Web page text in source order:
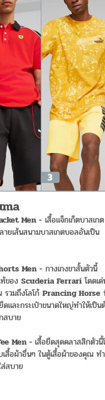
Men - เสื้อแจ็กเก็ตบาสเกต
ยเส้นสนามบาสเกตบอลอันเป็น
Men - กางเกงขาสั้นตัวนี้
ของ Scuderia Ferrari โดดเ
วมถึงโลโก้ Prancing Horse
และกระเป๋าขนาดใหญ่ทำให้เป็น
สบาย
Men - เสื้อยืดสุดคลาสสิกตัวนี้
เสื้อผ้าอื่นๆ ในตู้เสื้อผ้าของคุณ ทำ
สบาย